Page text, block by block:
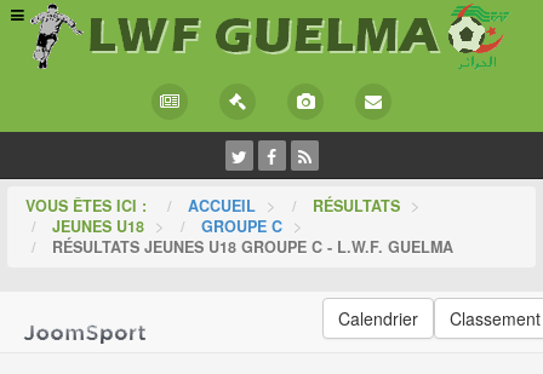
VOUS ÊTES ICI : ACCUEIL > RÉSULTATS >
JEUNES U18 > GROUPE C >
RÉSULTATS JEUNES U18 GROUPE C - L.W.F. GUELMA
Calendrier Classement